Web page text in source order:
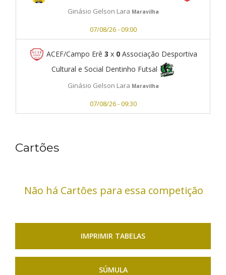
Ginásio Gelson Lara Maravilha
07/08/26 - 09:00
ACEF/Campo Erê 3 x 0Associação Desportiva
Cultural e Social Dentinho Futsal
Ginásio Gelson Lara Maravilha
07/08/26 - 09:30
Cartões
Não há Cartões para essa competição
IMPRIMIR TABELAS
SÚMULA